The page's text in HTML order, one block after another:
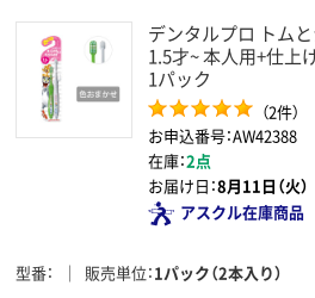
デンタルプロ トム
1.5才~ 本人用+仕上
1パック
（2件）
お申込番号：AW42388
在庫：2点
お届け日：8月11日（火）
アスクル在庫商品
型番 販売単位 1パック（2本入り）